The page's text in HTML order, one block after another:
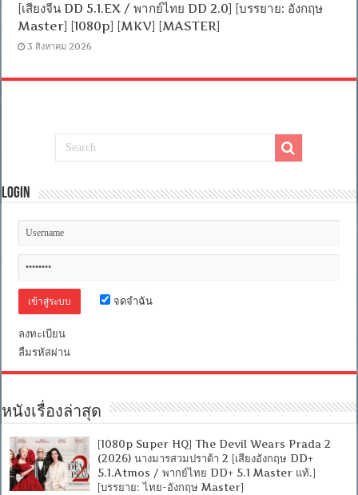
[เสียงจีน DD 5.1.EX / พากย์ไทย DD 2.0] [บรรยาย: อังกฤษ
Master] [1080p] [MKV] [MASTER]
3 สิงหาคม 2026
Login
จดจำฉัน
ลงทะเบียน
ลืมรหัสผ่าน
หนังเรื่องล่าสุด
[1080p Super HQ] The Devil Wears Prada 2
(2026) นางมารสวมปราด้า 2 [เสียงอังกฤษ DD+
5.1.Atmos / พากย์ไทย DD+ 5.1 Master แท้.]
[บรรยาย: ไทย-อังกฤษ Master]